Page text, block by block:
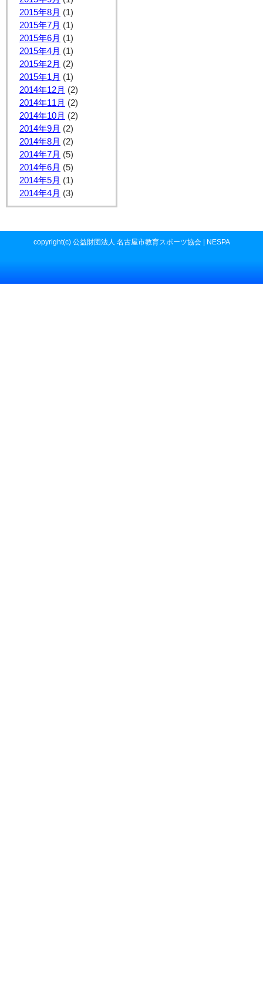
2015年8月 (1)
2015年7月 (1)
2015年6月 (1)
2015年4月 (1)
2015年2月 (2)
2015年1月 (1)
2014年12月 (2)
2014年11月 (2)
2014年10月 (2)
2014年9月 (2)
2014年8月 (2)
2014年7月 (5)
2014年6月 (5)
2014年5月 (1)
2014年4月 (3)
copyright(c) 公益財団法人 名古屋市教育スポーツ協会 | NESPA